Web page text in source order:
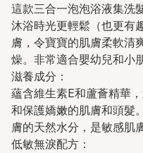
這款三合一泡泡浴液集洗
沐浴時光更輕鬆（也更有
膚，令寶寶的肌膚柔軟清
燥。非常適合嬰幼兒和小
滋養成分：
蘊含維生素E和蘆薈精華
和保護嬌嫩的肌膚和頭髮
膚的天然水分，是敏感肌
低敏無淚配方：